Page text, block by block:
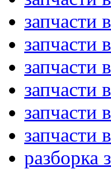
запчасти
запчасти
запчасти
запчасти
запчасти
запчасти
разборка